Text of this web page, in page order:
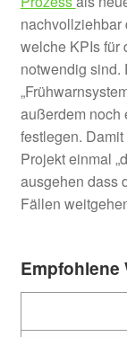
nachvollziehbar
welche KPIs für
notwendig sind.
außerdem noch
festlegen.
Projekt einmal
ausgehen dass
Fällen
Empfohlene